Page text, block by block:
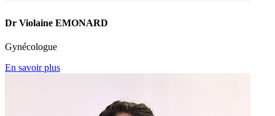
Dr Violaine EMONARD
Gynécologue
En savoir plus